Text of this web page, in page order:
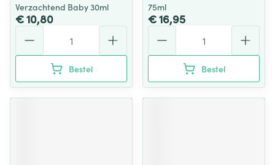
Verzachtend Baby 30ml
€ 10,80
Bestel
75ml
€ 16,95
Bestel